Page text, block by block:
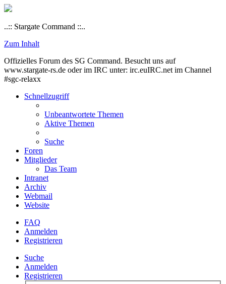
..:: Stargate Command ::..
Zum Inhalt
Offizielles Forum des SG Command. Besucht uns auf
www.stargate-rs.de oder im IRC unter: irc.euIRC.net im Channel
#sgc-relaxx
Schnellzugriff
Unbeantwortete Themen
Aktive Themen
Suche
Foren
Mitglieder
Das Team
Intranet
Archiv
Webmail
Website
FAQ
Anmelden
Registrieren
Suche
Anmelden
Registrieren